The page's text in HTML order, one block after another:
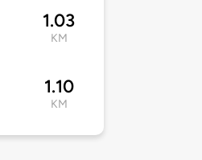
1.03
KM
1.10
KM